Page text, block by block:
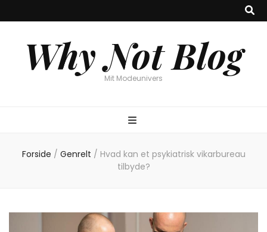
Why Not Blog
Mit Modeunivers
Forside / Genrelt / Hvad kan et psykiatrisk vikarbureau
tilbyde?